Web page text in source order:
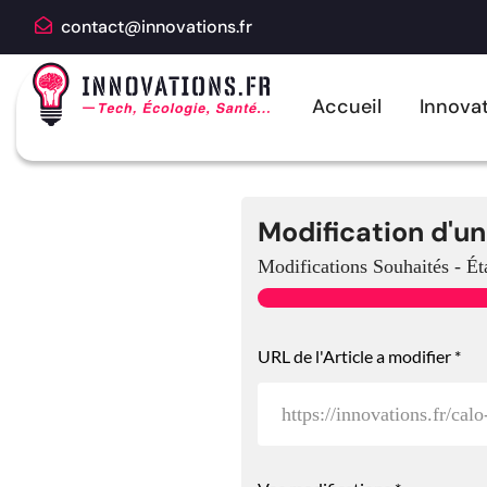
contact@innovations.fr
Accueil
Modification
Modifications Souhaités -
URL de l'Article a modifier *